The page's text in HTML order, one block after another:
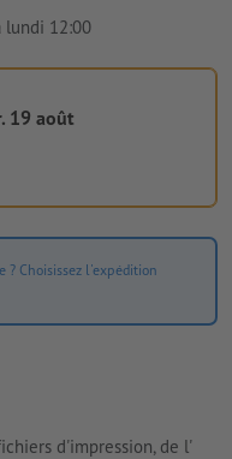
lundi 12:00
19 août
? Choisissez l'expédition
d'impression, de l'